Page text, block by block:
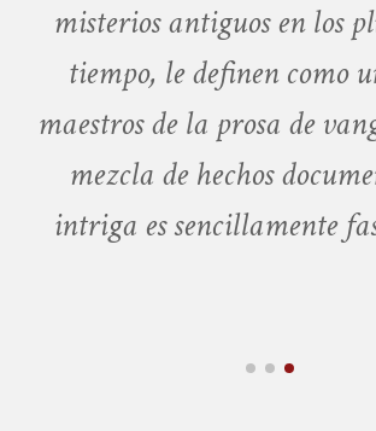
misterios antiguos en los
tiempo, le definen como
maestros de la prosa de
mezcla de hechos
intriga es sencillamente